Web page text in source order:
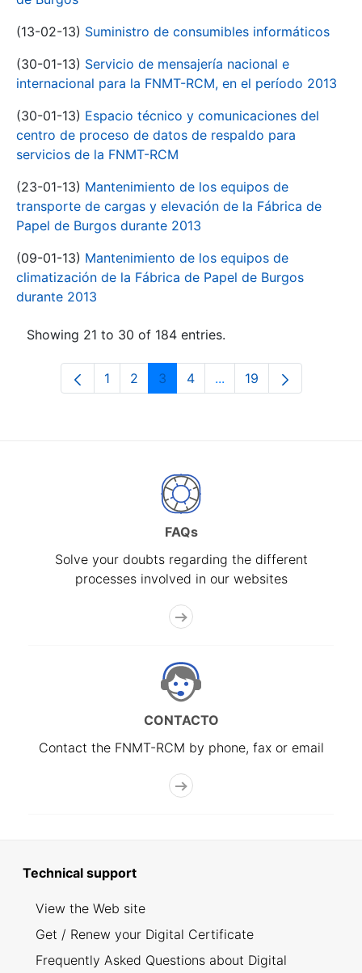
(13-02-13) Suministro de consumibles informáticos
(30-01-13) Servicio de mensajería nacional e
internacional para la FNMT-RCM, en el período 2013
(30-01-13) Espacio técnico y comunicaciones del
centro de proceso de datos de respaldo para
servicios de la FNMT-RCM
(23-01-13) Mantenimiento de los equipos de
transporte de cargas y elevación de la Fábrica de
Papel de Burgos durante 2013
(09-01-13) Mantenimiento de los equipos de
climatización de la Fábrica de Papel de Burgos
durante 2013
Showing 21 to 30 of 184 entries.
Page
1 Page
2 Page
3 Page
4 ...Intermediate Pages
Page
19
FAQs
Solve your doubts regarding the different
processes involved in our websites
CONTACTO
Contact the FNMT-RCM by phone, fax or email
Technical support
View the Web site
Get / Renew your Digital Certificate
Frequently Asked Questions about Digital